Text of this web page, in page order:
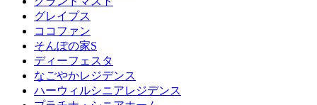
グレイプス
ココファン
そんぽの家S
ディーフェスタ
なごやかレジデンス
ハーウィルシニアレジデンス